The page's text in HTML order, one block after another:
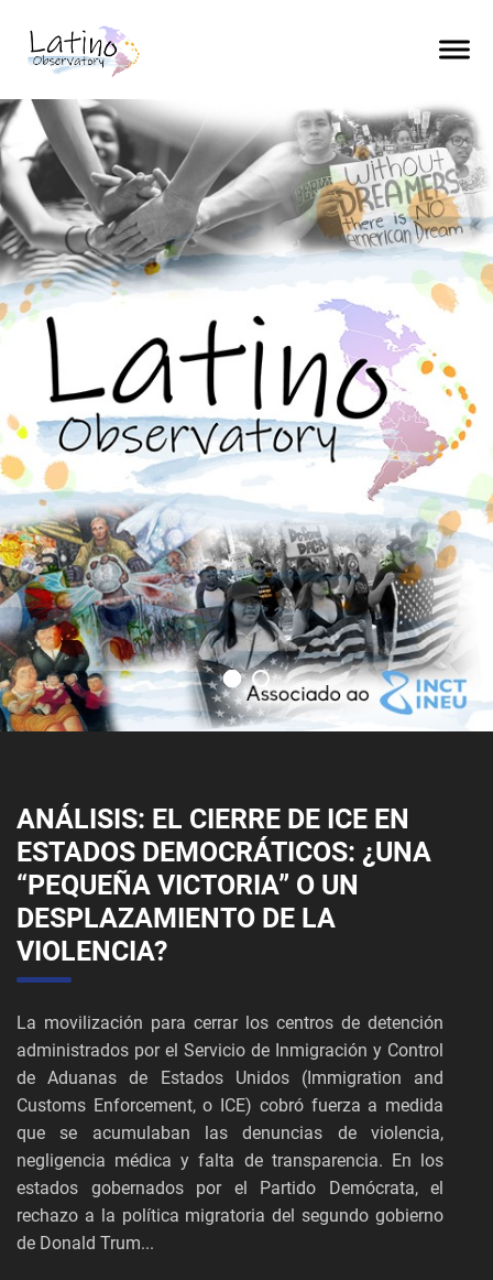
ANÁLISIS: EL CIERRE DE ICE EN
ESTADOS DEMOCRÁTICOS: ¿UNA
“PEQUEÑA VICTORIA” O UN
DESPLAZAMIENTO DE LA
VIOLENCIA?
La movilización para cerrar los centros de detención
administrados por el Servicio de Inmigración y Control
de Aduanas de Estados Unidos (Immigration and
Customs Enforcement, o ICE) cobró fuerza a medida
que se acumulaban las denuncias de violencia,
negligencia médica y falta de transparencia. En los
estados gobernados por el Partido Demócrata, el
rechazo a la política migratoria del segundo gobierno
de Donald Trum...